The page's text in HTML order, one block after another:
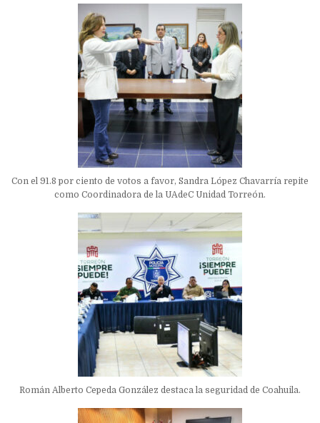
Con el 91.8 por ciento de votos a favor, Sandra López Chavarría repite
como Coordinadora de la UAdeC Unidad Torreón.
Román Alberto Cepeda González destaca la seguridad de Coahuila.